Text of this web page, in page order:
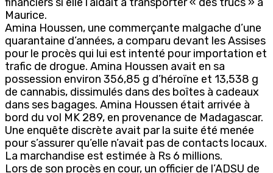
Maurice.
Amina Houssen, une commerçante malgache d’une
quarantaine d’années, a comparu devant les Assises
pour le procès qui lui est intenté pour importation et
trafic de drogue. Amina Houssen avait en sa
possession environ 356,85 g d’héroïne et 13,538 g
de cannabis, dissimulés dans des boîtes à cadeaux
dans ses bagages. Amina Houssen était arrivée à
bord du vol MK 289, en provenance de Madagascar.
Une enquête discrète avait par la suite été menée
pour s’assurer qu’elle n’avait pas de contacts locaux.
La marchandise est estimée à Rs 6 millions.
Lors de son procès en cour, un officier de l’ADSU de